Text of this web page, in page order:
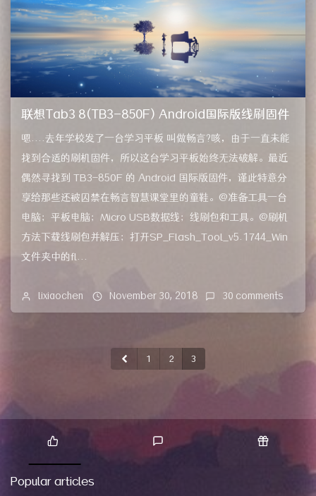
联想Tab3 8(TB3-850F) Android国际版线刷固件
嗯....去年学校发了一台学习平板 叫做畅言?咳，由于一直未能
找到合适的刷机固件，所以这台学习平板始终无法破解。最近
偶然寻找到 TB3-850F 的 Android 国际版固件，谨此特意分
享给那些还被囚禁在畅言智慧课堂里的童鞋。@准备工具一台
电脑；平板电脑；Micro USB数据线；线刷包和工具。@刷机
方法下载线刷包并解压；打开SP_Flash_Tool_v5.1744_Win
文件夹中的fl...
lixiaochen November 30, 2018 30 comments
1 2 3
P
p
Popular articles